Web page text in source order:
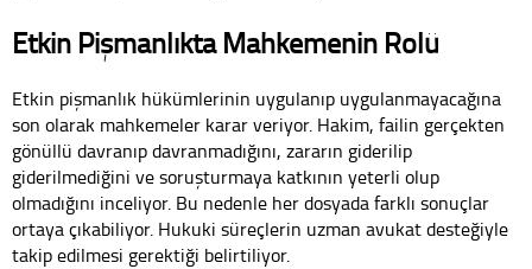
Etkin Pişmanlıkta Mahkemenin Rolü
Etkin pişmanlık hükümlerinin uygulanıp uygulanmayacağına
son olarak mahkemeler karar veriyor. Hakim, failin gerçekten
gönüllü davranıp davranmadığını, zararın giderilip
giderilmediğini ve soruşturmaya katkının yeterli olup
olmadığını inceliyor. Bu nedenle her dosyada farklı sonuçlar
ortaya çıkabiliyor. Hukuki süreçlerin uzman avukat desteğiyle
takip edilmesi gerektiği belirtiliyor.